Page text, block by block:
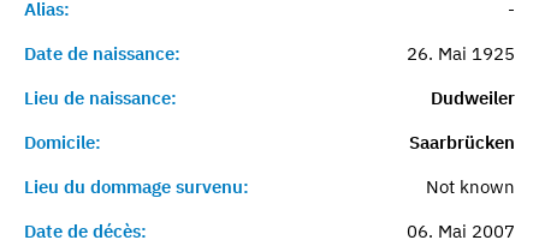
Alias:
-
Date de naissance:
26. Mai 1925
Lieu de naissance:
Dudweiler
Domicile:
Saarbrücken
Lieu du dommage survenu:
Not known
Date de décès:
06. Mai 2007